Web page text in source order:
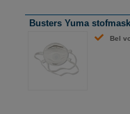
Busters Yuma
Bel